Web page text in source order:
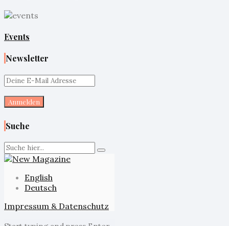
Events
Newsletter
Suche
English
Deutsch
Impressum & Datenschutz